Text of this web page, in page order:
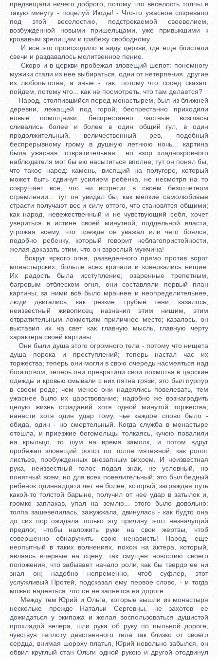
предвещали ничего доброго, потому что веселость толпы в
такую минуту - поцелуй Июды! - Что-то ужасное созревало
под этой веселостию, подстрекаемой своеволием,
возбужденной новыми пришельцами, уже привыкшими к
кровавым зрелищам и грабежу свободному...
И всё это происходило в виду церкви, где еще блистали
свечи и раздавалось молитвенное пение.
Скоро и в церкви пробежал зловещий шепот: понемногу
мужики стали из нее выбираться, одни от нетерпения, другие
из любопытства, а иные - так, потому что сосед сказал:
пойдем, потому что... как не посмотреть, что там делается?
Народ, столпившийся перед монастырем, был из ближней
деревни, лежащей под горой; беспрестанно приходили
новые помощники, беспрестанно частные возгласы
сливались более и более в один общий гул, в один
продолжительный, величественный рев, подобный
беспрерывному грому в душную летнюю ночь... картина
была ужасная, отвратительная... но взор хладнокровного
наблюдателя мог бы ею насытиться вполне; тут он понял бы,
что такое народ: камень, висящий на полугоре, который
может быть сдвинут усилием ребенка, не несмотря на то
сокрушает все, что ни встретит в своем безотчетном
стремлении... тут он увидал бы, как мелкие самолюбивые
страсти получают вес и силу оттого, что становятся общими;
как народ, невежественный и не чувствующий себя, хочет
увериться в истине своей минутной, поддельной власти,
угрожая всему, что прежде он уважал или чего боялся,
подобно ребенку, который говорит неблагопристойности,
желая доказать этим, что он взрослый мужчина!
Вокруг яркого огня, разведенного прямо против ворот
монастырских, больше всех кричали и коверкались нищие.
Их радость была исступление; озаренные трепетным,
багровым отблеском огня, они составляли первый план
картины; за ними всё было мрачнее и неопределительнее,
люди двигались, как резкие, грубые тени; казалось,
неизвестный живописец назначил этим нищим, этим
отвратительным лохмотьям приличное место; казалось, он
выставил их на свет как главную мысль, главную черту
характера своей картины...
Они были душа этого огромного тела - потому что нищета
душа порока и преступлений; теперь настал час их
торжества; теперь они могли в свою очередь насмеяться над
богатством, теперь они превратили свои лохмотья в царские
одежды и кровью смывали с них пятна грязи; это был пурпур
в своем роде; чем менее они надеялись повелевать, тем
ужаснее было их царствование; надобно же вознаградить
целую жизнь страданий хотя одной минутой торжества;
нанести хотя один удар тому, чье каждое слово было -
обида, один - но смертельный. Когда служба в монастыре
отошла, и приезжие богомольцы толкаясь, кучею повалили
на крыльцо, то шум на время замолк, и потом вдруг
пробежал зловещий ропот по толпе мятежной, как ропот
листьев, пробужденных внезапным вихрем. И неизвестная
рука, неизвестный голос подал знак, не условный, но
понятный всем, но для всех повелительный; это был бедный
ребенок одиннадцати лет не более, который, заграждая путь
какой-то толстой барыне, получил от нее удар в затылок и,
громко заплакав, упал на землю... этого было довольно:
толпа зашевелилась, зажужжала, двинулась - как будто она
до сих пор ожидала только эту причину, этот незначущий
предлог, чтобы наложить руки на свои жертвы, чтоб
совершенно обнаружить свою ненависть! Народ, еще
неопытный в таких волнениях, похож на актера, который,
являясь впервые на сцену, так смущен новостию своего
положения, что забывает начало роли, как бы твердо ее ни
знал он; надобно непременно, чтоб суфлер, этот
услужливый Протей, подсказал ему первое слово, - и тогда
можно надеяться, что он не запнется на дороге.
Между тем Юрий и Ольга, которые вышли из монастыря
несколько прежде Натальи Сергевны, не захотев ее
дожидаться у экипажа и желая воспользоваться душистой
прохладой вечера, шли рука об руку по пыльной дороге;
чувствуя теплоту девственного тела так близко от своего
сердца, внимая шороху платья, Юрий невольно забылся, он
обвил круглый стан Ольги одной рукою и другой отодвинул